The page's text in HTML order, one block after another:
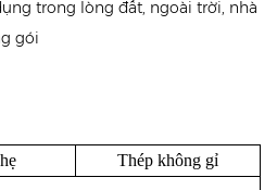
trong lòng đất, ngoài trời, nhà
gói
Thép không gỉ